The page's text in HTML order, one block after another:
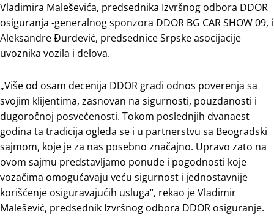
Vladimira Maleševića, predsednika Izvršnog odbora DDOR
osiguranja -generalnog sponzora DDOR BG CAR SHOW 09, i
Aleksandre Đurđević, predsednice Srpske asocijacije
uvoznika vozila i delova.
„Više od osam decenija DDOR gradi odnos poverenja sa
svojim klijentima, zasnovan na sigurnosti, pouzdanosti i
dugoročnoj posvećenosti. Tokom poslednjih dvanaest
godina ta tradicija ogleda se i u partnerstvu sa Beogradski
sajmom, koje je za nas posebno značajno. Upravo zato na
ovom sajmu predstavljamo ponude i pogodnosti koje
vozačima omogućavaju veću sigurnost i jednostavnije
korišćenje osiguravajućih usluga“, rekao je Vladimir
Malešević, predsednik Izvršnog odbora DDOR osiguranje.